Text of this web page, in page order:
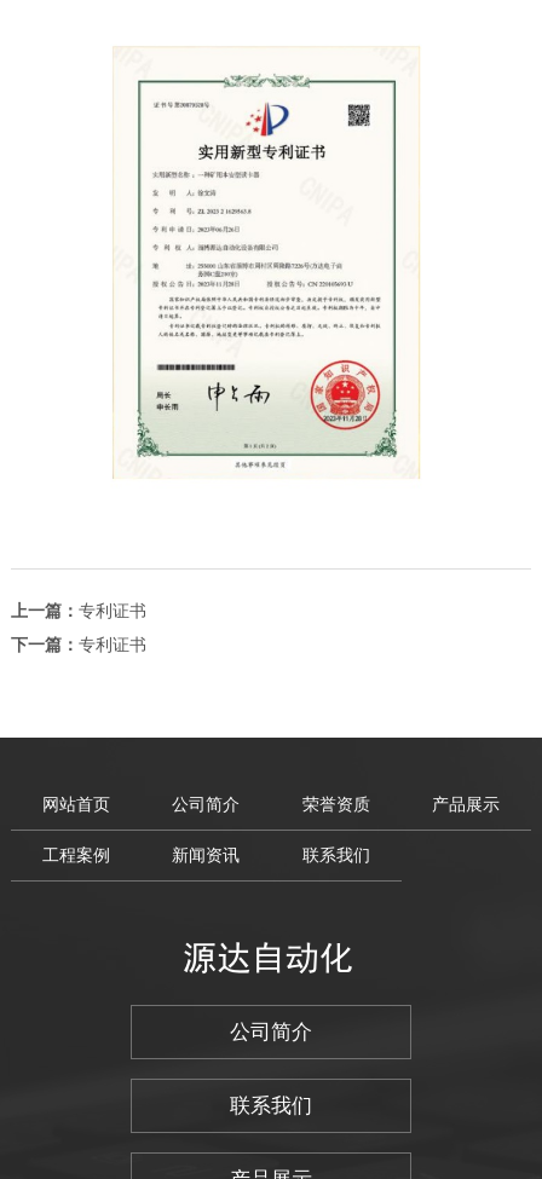
上一篇： 专利证书
下一篇： 专利证书
网站首页 公司简介 荣誉资质 产品展示
工程案例 新闻资讯 联系我们
公司简介
联系我们